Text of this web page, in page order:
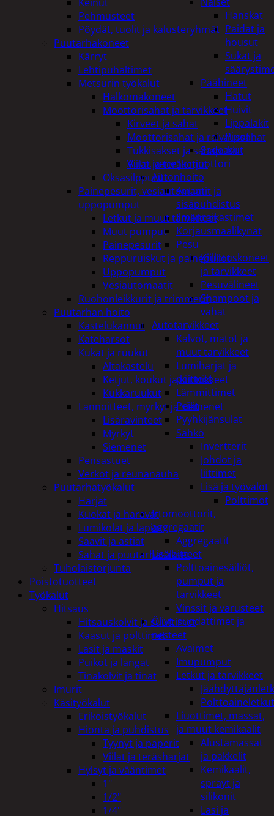
Hanskat
Paidat ja
housut
Sukat ja
Päähineet
Hatut
Huivit
Lippalakit
Pipot
Sadeasut
Auto, vene ja moottori
Autonhoito
Auton
sisäpuhdistus
Ilmanraikastimet
Korjausmaalikynät
Pesu
Kiillotuskoneet
ja tarvikkeet
Pesuvälineet
Shampoot ja
vahat
Autotarvikkeet
Kalvot, matot ja
muut tarvikkeet
Lumiharjat ja
peitteet
Lämmittimet
Peilit
Pyyhkijänsulat
Sähkö
Invertterit
Johdot ja
liittimet
Lisä ja työvalot
Polttimot
Irtomoottorit,
aggregaatit
Aggregaatit
Lisälaitteet
Polttoainesäiliöt,
pumput ja
tarvikkeet
Vinssit ja varusteet
Öljyt, suodattimet ja
nesteet
Avaimet
Imupumput
Letkut ja tarvikkeet
Polttoaineletkut
Liuottimet, massat,
ja muut kemikaalit
Alustamassat
ja pakkelit
Kemikaalit,
sprayt ja
silikonit
Lasi ja
Pehmusteet
Pöydät, tuolit ja kalusteryhmät
Puutarhakoneet
Kärryt
Lehtipuhaltimet
Metsurin työkalut
Halkomakoneet
Moottorisahat ja tarvikkeet
Kirveet ja sahat
Moottorisahat ja raivaussahat
Tukkisakset ja sahapukit
Viilat ja teräketjut
Oksasilppurit
Painepesurit, vesiautomaatit ja
uppopumput
Letkut ja muut tarvikkeet
Muut pumput
Painepesurit
Reppuruiskut ja painepullot
Uppopumput
Vesiautomaatit
Ruohonleikkurit ja trimmerit
Puutarhan hoito
Kastelukannut
Kateharsot
Kukat ja ruukut
Altakastelu
Ketjut, koukut ja kiinnikkeet
Kukkaruukut
Lannoitteet, myrkyt ja siemenet
Lisäravinteet
Myrkyt
Siemenet
Pensastuet
Verkot ja reunanauha
Puutarhatyökalut
Harjat
Kuokat ja haravat
Lumikolat ja lapiot
Saavit ja astiat
Sahat ja puutarhasakset
Tuholaistorjunta
Poistotuotteet
Työkalut
Hitsaus
Hitsauskolvit ja suuttimet
Kaasut ja polttimet
Lasit ja maskit
Puikot ja langat
Tinakolvit ja tinat
Imurit
Käsityökalut
Erikoistyökalut
Hionta ja puhdistus
Tyynyt ja paperit
Viilat ja teräsharjat
Hylsyt ja vääntimet
1"
1/2"
1/4"